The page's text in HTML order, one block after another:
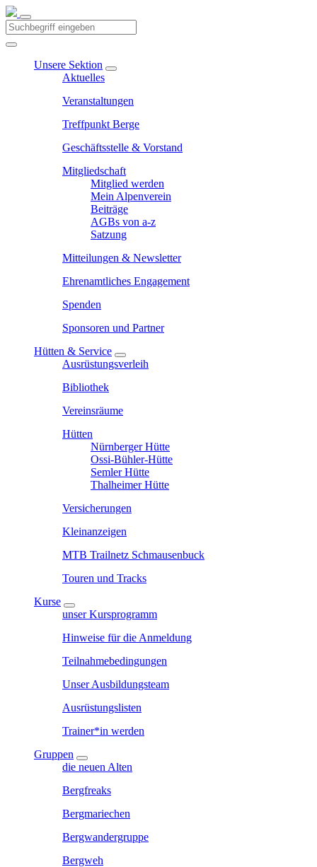
Unsere Sektion
Aktuelles
Veranstaltungen
Treffpunkt Berge
Geschäftsstelle & Vorstand
Mitgliedschaft
Mitglied werden
Mein Alpenverein
Beiträge
AGBs von a-z
Satzung
Mitteilungen & Newsletter
Ehrenamtliches Engagement
Spenden
Sponsoren und Partner
Hütten & Service
Ausrüstungsverleih
Bibliothek
Vereinsräume
Hütten
Nürnberger Hütte
Ossi-Bühler-Hütte
Semler Hütte
Thalheimer Hütte
Versicherungen
Kleinanzeigen
MTB Trailnetz Schmausenbuck
Touren und Tracks
Kurse
unser Kursprogramm
Hinweise für die Anmeldung
Teilnahmebedingungen
Unser Ausbildungsteam
Ausrüstungslisten
Trainer*in werden
Gruppen
die neuen Alten
Bergfreaks
Bergmariechen
Bergwandergruppe
Bergweh